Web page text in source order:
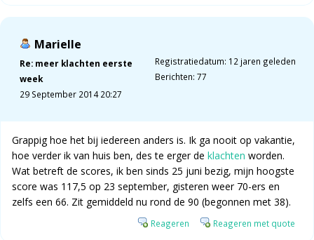
Marielle
Re: meer klachten eerste
week
29 September 2014 20:27
Registratiedatum: 12 jaren geleden
Berichten: 77
Grappig hoe het bij iedereen anders is. Ik ga nooit op vakantie,
hoe verder ik van huis ben, des te erger de klachten worden.
Wat betreft de scores, ik ben sinds 25 juni bezig, mijn hoogste
score was 117,5 op 23 september, gisteren weer 70-ers en
zelfs een 66. Zit gemiddeld nu rond de 90 (begonnen met 38).
Reageren Reageren met quote